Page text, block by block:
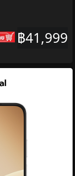
฿41,999